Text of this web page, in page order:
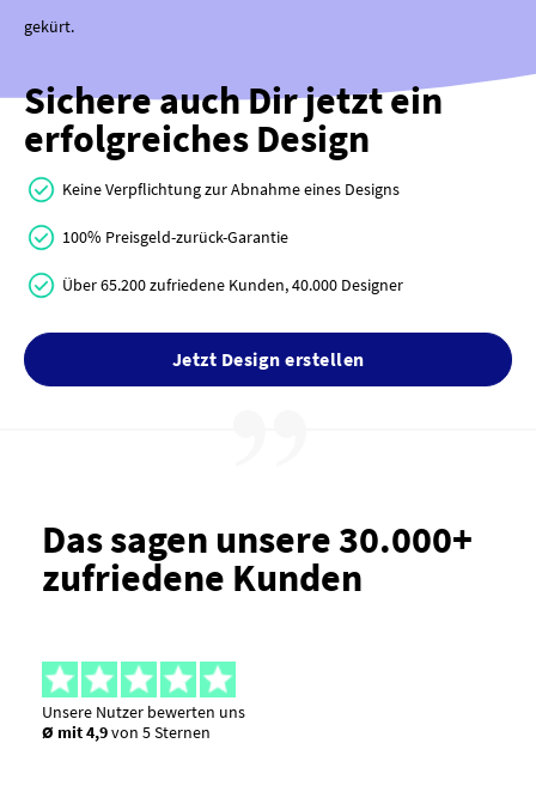
gekürt.
Sichere auch Dir jetzt ein
erfolgreiches Design
Keine Verpflichtung zur Abnahme eines Designs
100% Preisgeld-zurück-Garantie
Über 65.200 zufriedene Kunden, 40.000 Designer
Jetzt Design erstellen
Das sagen unsere 30.000+
zufriedene Kunden
Unsere Nutzer bewerten uns
Ø mit 4,9von 5 Sternen